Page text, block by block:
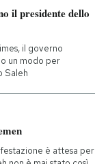
il presidente dello
il governo
un modo per
Saleh
è attesa per